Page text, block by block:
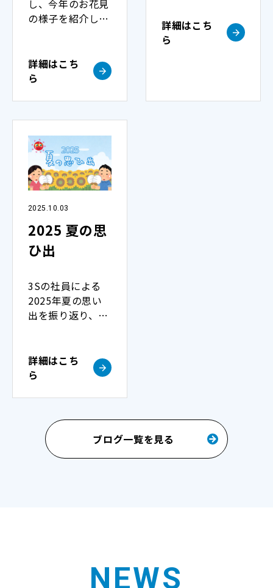
し、今年のお花見
の様子を紹介しま
ご覧ください。
詳細はこち
ら
事を紹介します。
詳細はこち
ら
2025.10.03
2025 夏の思
ひ出
3Sの社員による
2025年夏の思い
出を振り返り、多
夏の記憶を共有し
ます。
詳細はこち
ら
ブログ一覧を見る
NEWS